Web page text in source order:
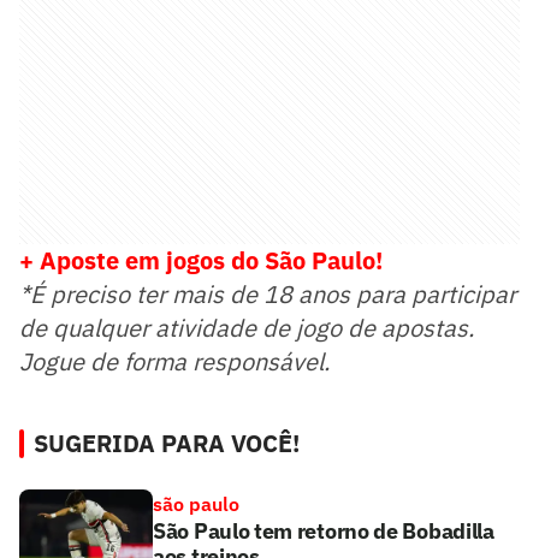
+ Aposte em jogos do São Paulo!
*É preciso ter mais de 18 anos para participar
de qualquer atividade de jogo de apostas.
Jogue de forma responsável.
SUGERIDA PARA VOCÊ!
são paulo
São Paulo tem retorno de Bobadilla